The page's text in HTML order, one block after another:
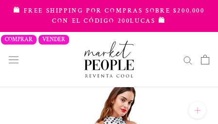
saltar
contenido
🛍️ FREE SHIPPING POR COMPRAS SOBRE $200.000
CON EL CÓDIGO 200LUCAS 🛍️
COMPRAR VENDER